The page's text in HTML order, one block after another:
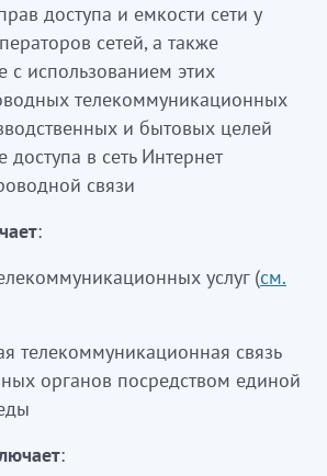
тораптар сыйымдылығын алу,
кәсіптік және
пайдаланумен
қызметтерді ұсыну
операторымен Интернет
берукіреді
қараңыз)
үшін сымдық
байланыс
доступа и емкости сети у
сетей, а также
с использованием этих
телекоммуникационных
и бытовых целей
доступа в сеть Интернет
связи
:
услуг (см.
телекоммуникационная связь
органов посредством единой
: